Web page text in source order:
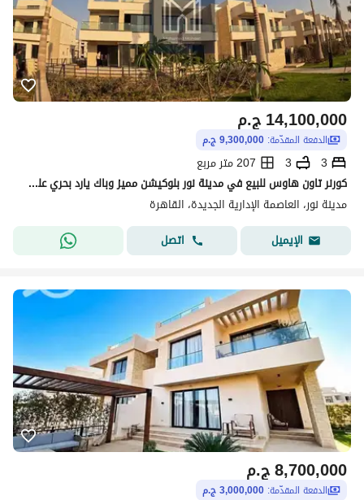
ج.م14,100,000
الدفعة المقدّمة: 9,300,000 ج.م
3
3
207 متر مربع
كورنر تاون هاوس للبيع في مدينة نور بلوكيشن مميز وباك يارد بحري علي وايد جاردن
مدينة نور، العاصمة الإدارية الجديدة، القاهرة
الإيميل
اتصل
ج.م8,700,000
الدفعة المقدّمة: 3,000,000 ج.م